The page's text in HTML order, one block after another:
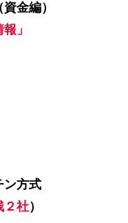
金編）
」
ン方式
２社）